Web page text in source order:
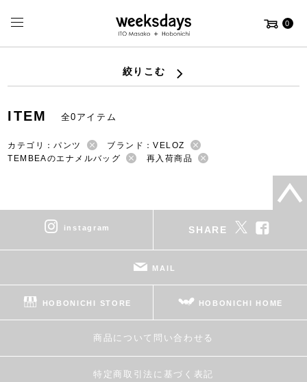
0
絞りこむ
ITEM 全0アイテム
カテゴリ：パンツ
ブランド：VELOZ
TEMBEAのエナメルバッグ
再入荷商品
instagram SHARE
MAIL
HOBONICHI STORE HOBONICHI HOME
商品について問い合わせる
特定商取引法に基づく表記